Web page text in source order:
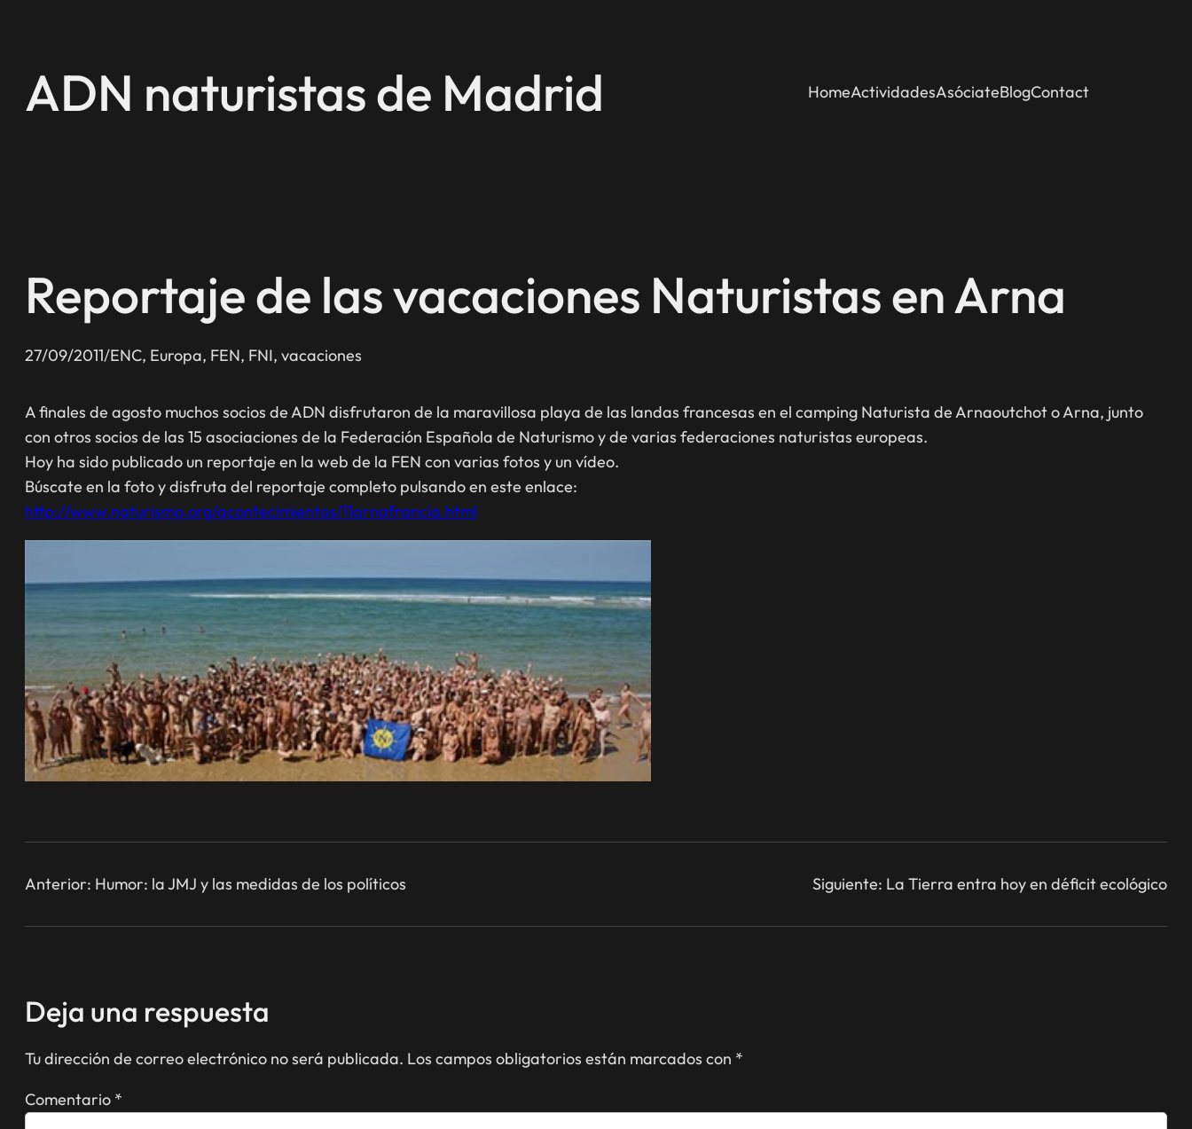
ADN naturistas de Madrid HomeActividadesAsóciateBlogContact
Reportaje de las vacaciones Naturistas en Arna
27/09/2011/ENC, Europa, FEN, FNI, vacaciones
A finales de agosto muchos socios de ADN disfrutaron de la maravillosa playa de las landas francesas en el camping Naturista de Arnaoutchot o Arna, junto
con otros socios de las 15 asociaciones de la Federación Española de Naturismo y de varias federaciones naturistas europeas.
Hoy ha sido publicado un reportaje en la web de la FEN con varias fotos y un vídeo.
Búscate en la foto y disfruta del reportaje completo pulsando en este enlace:
http://www.naturismo.org/acontecimientos/11arnafrancia.html
Anterior: Humor: la JMJ y las medidas de los políticos Siguiente: La Tierra entra hoy en déficit ecológico
Deja una respuesta
Tu dirección de correo electrónico no será publicada. Los campos obligatorios están marcados con *
Comentario *